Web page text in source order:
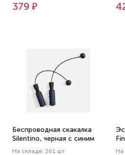
379 ₽
Беспроводная скакалка
Silentino, черная с синим
На складе: 261 шт
На